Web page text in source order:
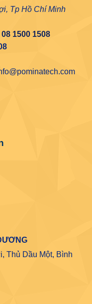
Tp Hồ Chí Minh
08 1500 1508
Thủ Dầu Một, Bình